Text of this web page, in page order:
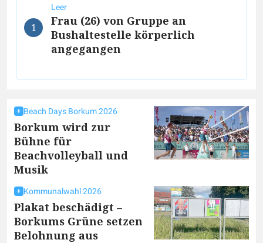
1
Leer
Frau (26) von Gruppe an
Bushaltestelle körperlich
angegangen
Beach Days Borkum 2026
Borkum wird zur
Bühne für
Beachvolleyball und
Musik
Kommunalwahl 2026
Plakat beschädigt –
Borkums Grüne setzen
Belohnung aus